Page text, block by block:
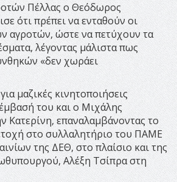
Πέλλας ο Θεόδωρος
ότι πρέπει να ενταθούν οι
αγροτών, ώστε να πετύχουν τα
λέγοντας μάλιστα πως
«δεν χωράει
μαζικές κινητοποιήσεις
του και ο Μιχάλης
Κατερίνη, επαναλαμβάνοντας το
στο συλλαλητήριο του ΠΑΜΕ
της ΔΕΘ, στο πλαίσιο και της
Αλέξη Τσίπρα στη